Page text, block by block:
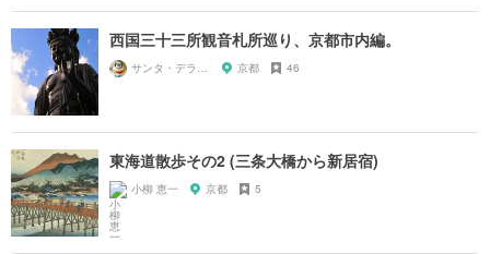
西国三十三所観音札所巡り、京都市内編。
京都 46
東海道散歩その2 (三条大橋から新居宿)
小柳 恵一 京都 5